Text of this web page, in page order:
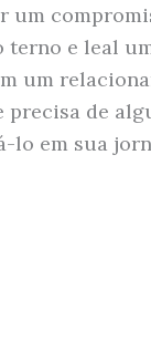
um
e leal
um
precisa de
lo em sua